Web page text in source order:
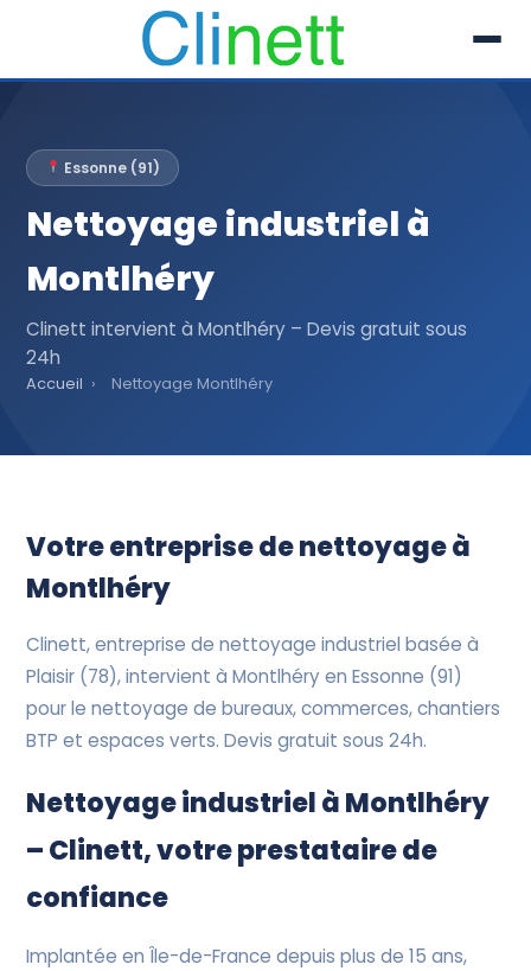
Prestations
Références
Recrutement
Devis Gratuit
Essonne (91)
Nettoyage industriel à
Montlhéry
Clinett intervient à Montlhéry – Devis gratuit sous
24h
Accueil › Nettoyage Montlhéry
Votre entreprise de nettoyage à
Montlhéry
Clinett, entreprise de nettoyage industriel basée à
Plaisir (78), intervient à Montlhéry en Essonne (91)
pour le nettoyage de bureaux, commerces, chantiers
BTP et espaces verts. Devis gratuit sous 24h.
Nettoyage industriel à Montlhéry
– Clinett, votre prestataire de
confiance
Implantée en Île-de-France depuis plus de 15 ans,